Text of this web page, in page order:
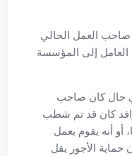
صاحب العمل الحالي
العامل إلى المؤسسة
حال كان صاحب
كان قد تم شطب
أو أنه يقوم بعمل
حماية الأجور يقل